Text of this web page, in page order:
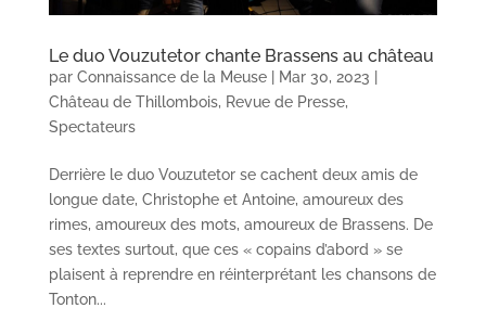
Le duo Vouzutetor chante Brassens au château
par Connaissance de la Meuse| Mar 30, 2023
Château de Thillombois, Revue de Presse,
Spectateurs
Derrière le duo Vouzutetor se cachent deux amis de
longue date, Christophe et Antoine, amoureux des
rimes, amoureux des mots, amoureux de Brassens. De
ses textes surtout, que ces « copains d’abord » se
plaisent à reprendre en réinterprétant les chansons de
Tonton...